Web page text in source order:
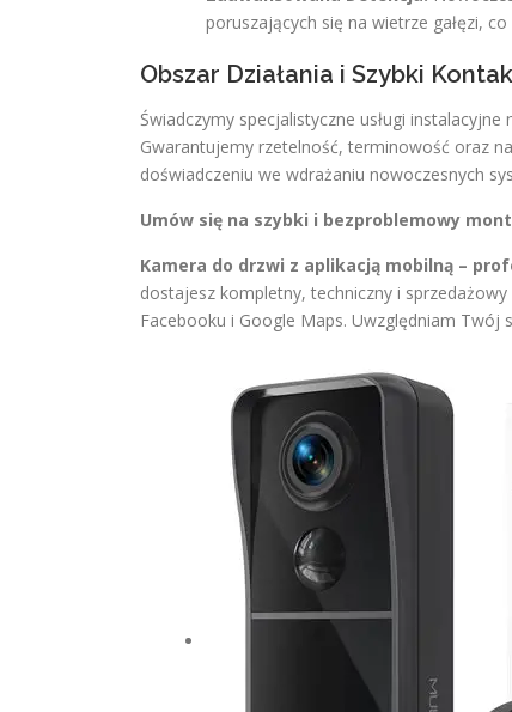
poruszających się na wietrze gałęzi,
Obszar Działania i Szybki
Świadczymy specjalistyczne usługi
Gwarantujemy rzetelność, terminowość oraz
doświadczeniu we wdrażaniu nowoczesnych
Umów się na szybki i bezproblemowy
Kamera do drzwi z aplikacją mobilną –
dostajesz kompletny, techniczny i
Facebooku i Google Maps. Uwzględniam